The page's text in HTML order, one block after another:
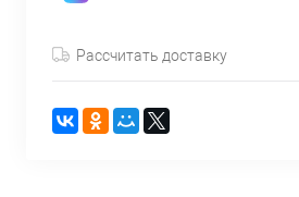
Рассчитать доставку